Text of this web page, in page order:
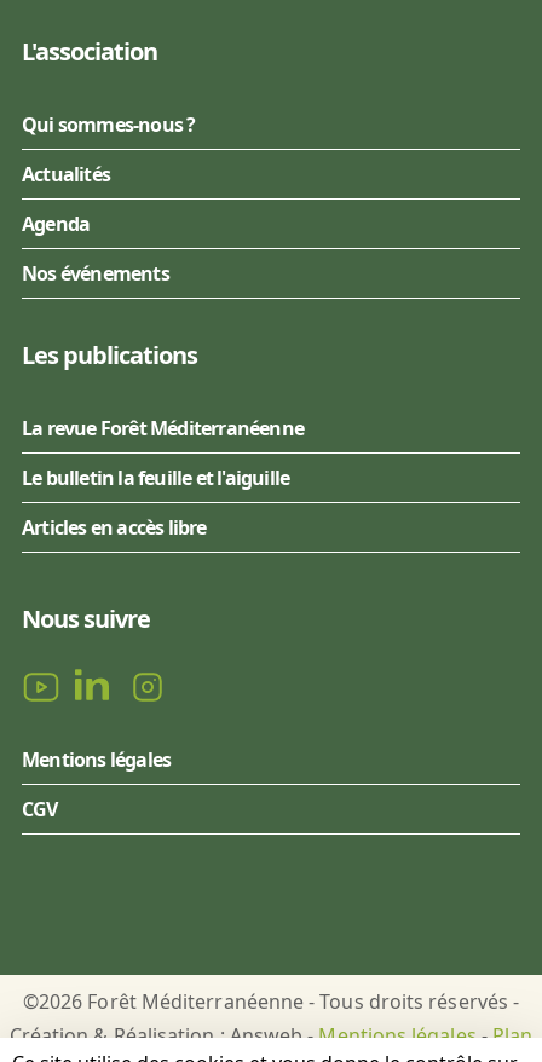
L'association
Qui sommes-nous ?
Actualités
Agenda
Nos événements
Les publications
La revue Forêt Méditerranéenne
Le bulletin la feuille et l'aiguille
Articles en accès libre
Nous suivre
Mentions légales
CGV
©2026 Forêt Méditerranéenne - Tous droits réservés -
Création & Réalisation : Answeb -Mentions légales-Plan